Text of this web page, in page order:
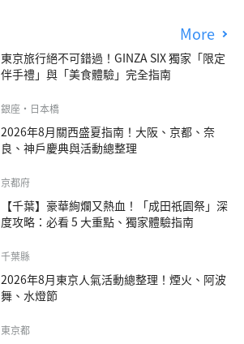
More
東京旅行絕不可錯過！GINZA SIX 獨家「限定
伴手禮」與「美食體驗」完全指南
銀座・日本橋
2026年8月關西盛夏指南！大阪、京都、奈
良、神戶慶典與活動總整理
京都府
【千葉】豪華絢爛又熱血！「成田祇園祭」深
度攻略：必看 5 大重點、獨家體驗指南
千葉縣
2026年8月東京人氣活動總整理！煙火、阿波
舞、水燈節
東京都